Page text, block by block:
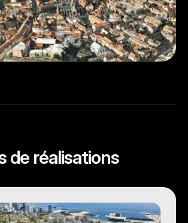
de réalisations